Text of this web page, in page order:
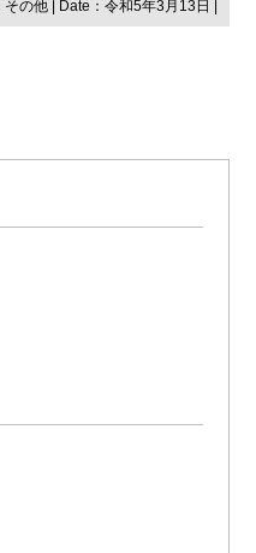
その他| Date：令和5年3月13日 |